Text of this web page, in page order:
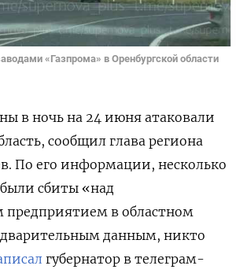
«Газпрома» в Оренбургской области
в ночь на 24 июня атаковали
сообщил глава региона
По его информации, несколько
сбиты «над
в областном
данным, никто
губернатор в телеграм-